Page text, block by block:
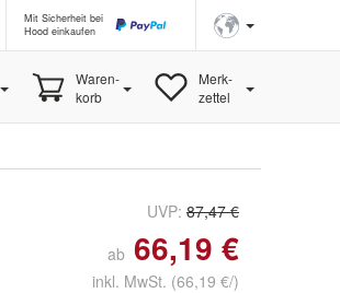
Mit Sicherheit bei
Hood einkaufen
Waren-
korb
Merk-
zettel
UVP: 87,47 €
ab 66,19 €
inkl. MwSt. (66,19 €/)